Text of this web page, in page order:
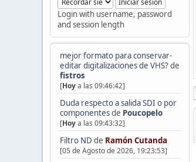
Login with username, password
and session length
mejor formato para conservar-
editar digitalizaciones de VHS?de
fistros
[Hoya las 09:46:42]
Duda respecto a salida SDI o por
componentesde Poucopelo
[Hoya las 09:43:32]
Filtro ND de Ramón Cutanda
[05 de Agosto de 2026, 19:23:53]